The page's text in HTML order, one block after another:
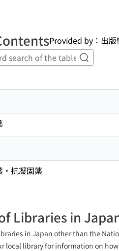
Provided by：出版
Perform
抗凝固薬
Libraries in
in Japan other than the
local library for information on